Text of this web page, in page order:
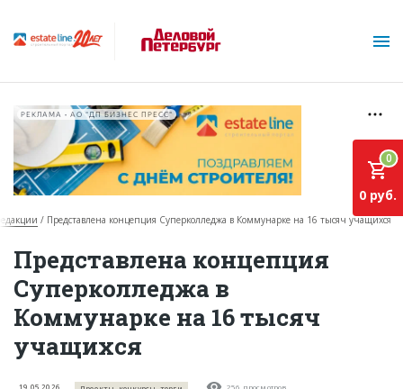
О проекте
Горячие объекты
База строящихся объектов
Инвестпроекты
Глоссарий
РЕКЛАМА • АО "ДП БИЗНЕС ПРЕСС"
Представлена концепция Суперколледжа в Коммунарке на 16 тысяч учащихся
Представлена концепция
Суперколледжа в
Коммунарке на 16 тысяч
учащихся
0
0 руб.